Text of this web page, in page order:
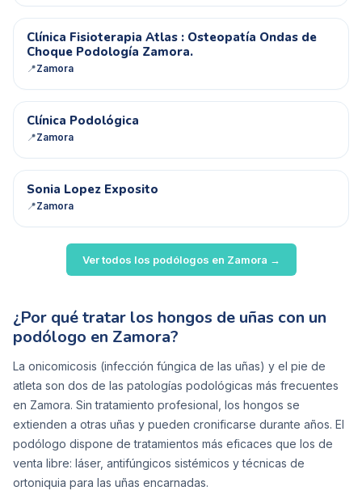
CF
Clínica Fisioterapia Atlas : Osteopatía Ondas de
Choque Podología Zamora.
📍Zamora
CP
Clínica Podológica
📍Zamora
SL
Sonia Lopez Exposito
📍Zamora
Ver todos los podólogos en Zamora →
¿Por qué tratar los hongos de uñas con un
podólogo en Zamora?
La onicomicosis (infección fúngica de las uñas) y el pie de
atleta son dos de las patologías podológicas más frecuentes
en Zamora. Sin tratamiento profesional, los hongos se
extienden a otras uñas y pueden cronificarse durante años. El
podólogo dispone de tratamientos más eficaces que los de
venta libre: láser, antifúngicos sistémicos y técnicas de
ortoniquia para las uñas encarnadas.